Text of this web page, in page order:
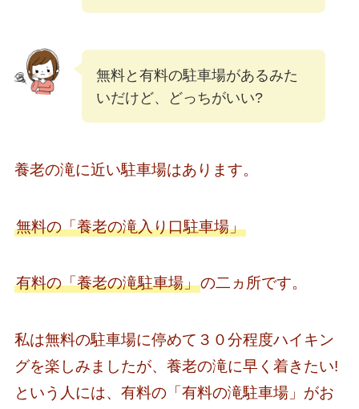
無料と有料の駐車場があるみた
いだけど、どっちがいい?
養老の滝に近い駐車場はあります。
無料の「養老の滝入り口駐車場」
有料の「養老の滝駐車場」の二ヵ所です。
私は無料の駐車場に停めて３０分程度ハイキン
グを楽しみましたが、養老の滝に早く着きたい!
という人には、有料の「有料の滝駐車場」がお